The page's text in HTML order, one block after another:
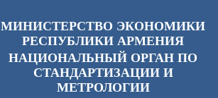
МИНИСТЕРСТВО ЭКОНОМИКИ
РЕСПУБЛИКИ АРМЕНИЯ
НАЦИОНАЛЬНЫЙ ОРГАН ПО
СТАНДАРТИЗАЦИИ И
МЕТРОЛОГИИ